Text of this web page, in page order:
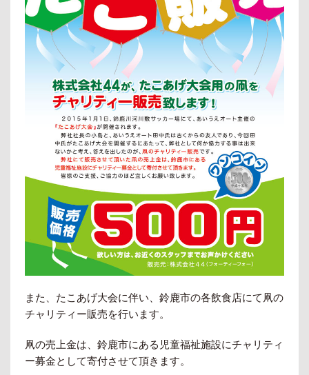
また、たこあげ大会に伴い、鈴鹿市の各飲食店にて凧の
チャリティー販売を行います。
凧の売上金は、鈴鹿市にある児童福祉施設にチャリティ
ー募金として寄付させて頂きます。